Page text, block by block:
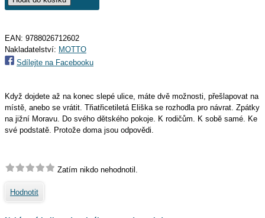
EAN: 9788026712602
Nakladatelství: MOTTO
Sdílejte na Facebooku
Když dojdete až na konec slepé ulice, máte dvě možnosti, přešlapovat na
místě, anebo se vrátit. Třiatřicetiletá Eliška se rozhodla pro návrat. Zpátky
na jižní Moravu. Do svého dětského pokoje. K rodičům. K sobě samé. Ke
své podstatě. Protože doma jsou odpovědi.
Zatím nikdo nehodnotil.
Hodnotit